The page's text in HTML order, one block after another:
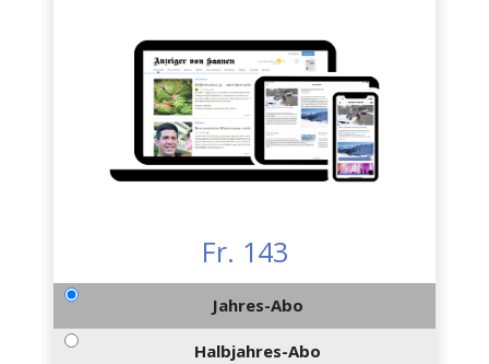
Fr. 143
Jahres-Abo
Halbjahres-Abo